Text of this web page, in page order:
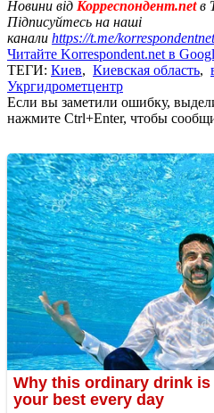
Новини від Корреспондент.netв
Підписуйтесь на наші
канали https://t.me/korrespondentnet
Читайте Korrespondent.net в
ТЕГИ: Киев, Киевская область,
Укргидрометцентр
Если вы заметили ошибку,
нажмите Ctrl+Enter, чтобы